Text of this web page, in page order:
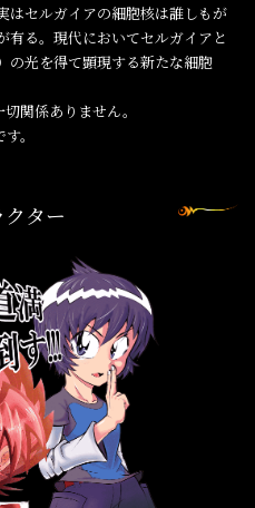
はセルガイアの細胞核は誰しもが
る。現代においてセルガイアと
の光を得て顕現する新たな細胞
関係ありません。
。
ター